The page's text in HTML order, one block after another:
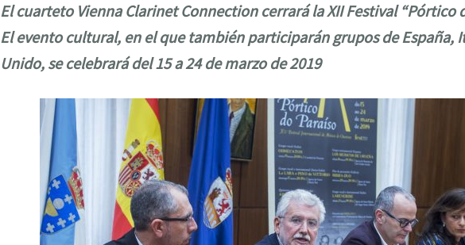
El cuarteto Vienna Clarinet Connection cerrará la XII Festival “Pórtico
El evento cultural, en el que también participarán grupos de España,
Unido, se celebrará del 15 a 24 de marzo de 2019